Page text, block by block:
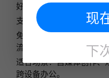
好；
支持大文件、批量处理，
免费导出无水印，无广
流程水印云。
适合场景：自媒体创作、
跨设备办公。
现
下